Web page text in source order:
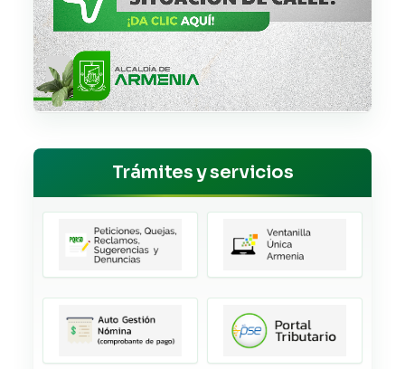
Trámites y servicios